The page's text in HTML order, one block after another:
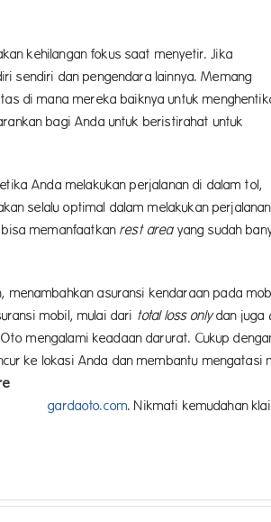
kehilangan fokus saat menyetir. Jika
sendiri dan pengendara lainnya. Memang
di mana mereka baiknya untuk
bagi Anda untuk beristirahat untuk
Anda melakukan perjalanan di dalam tol,
selalu optimal dalam melakukan
bisa memanfaatkanrest areayang sudah
asuransi kendaraan pada
mobil, mulai dari total loss onlydan juga
mengalami keadaan darurat. Cukup
ke lokasi Anda dan membantu mengatasi
di
gardaoto.com. Nikmati kemudahan